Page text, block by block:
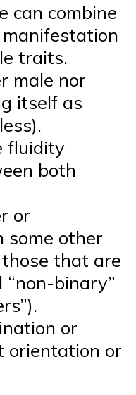
can combine
traits.
male nor
itself as
fluidity
both
or
some other
that are
“non-binary”
or
orientation or